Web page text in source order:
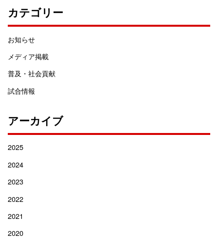
カテゴリー
お知らせ
メディア掲載
普及・社会貢献
試合情報
アーカイブ
2025
2024
2023
2022
2021
2020